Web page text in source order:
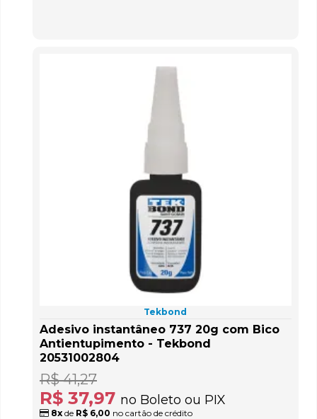
Tekbond
Adesivo instantâneo 737 20g com Bico
Antientupimento - Tekbond
20531002804
R$ 37,97 no Boleto ou PIX
R$ 41,27
8x de R$ 6,00 no cartão de crédito